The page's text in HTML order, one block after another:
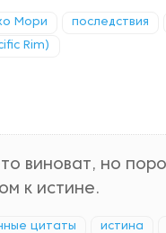
Мори последствия
Rim)
виноват, но
к истине.
цитаты истина